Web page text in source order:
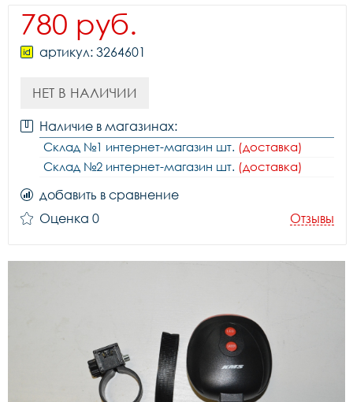
780 руб.
артикул: 3264601
НЕТ В НАЛИЧИИ
Наличие в магазинах:
Склад №1 интернет-магазин шт. (доставка)
Склад №2 интернет-магазин шт. (доставка)
добавить в сравнение
Оценка 0
Отзывы